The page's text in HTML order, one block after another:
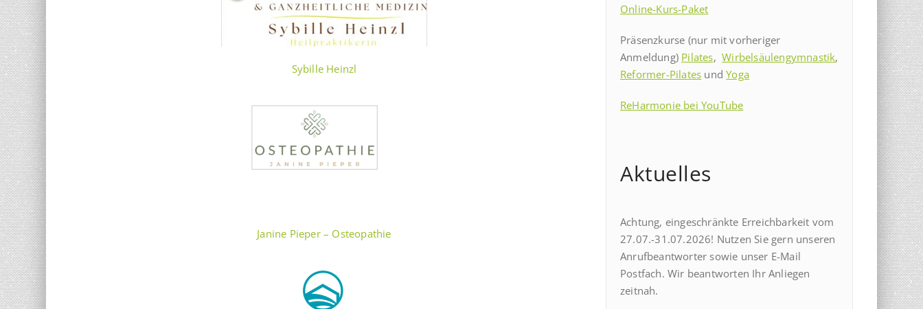
Sybille Heinzl
Janine Pieper – Osteopathie
Online-Kurs-Paket
Präsenzkurse (nur mit vorheriger
Anmeldung) Pilates,Wirbelsäulengymnastik,
Reformer-Pilates undYoga
ReHarmonie bei YouTube
Aktuelles
Achtung, eingeschränkte Erreichbarkeit vom
27.07.-31.07.2026! Nutzen Sie gern unseren
Anrufbeantworter sowie unser E-Mail
Postfach. Wir beantworten Ihr Anliegen
zeitnah.